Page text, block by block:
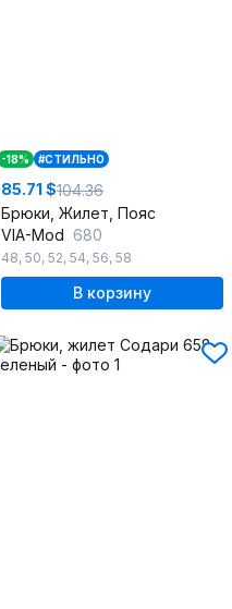
-18% #СТИЛЬНО
85.71 $104.36
Брюки, Жилет, Пояс
VIA-Mod 680
48, 50, 52, 54, 56, 58
В корзину